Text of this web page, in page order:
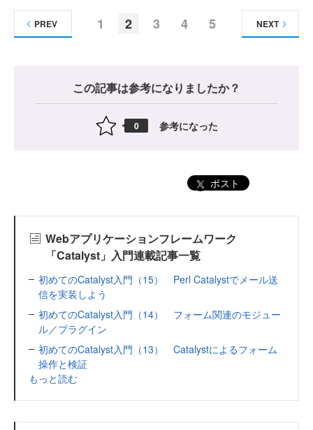
1 2 3 4 5
PREV NEXT
この記事は参考になりましたか？
0 参考になった
ポスト
Webアプリケーションフレームワーク
「Catalyst」入門連載記事一覧
初めてのCatalyst入門（15） Perl Catalystでメール送
信を実装しよう
初めてのCatalyst入門（14） フォーム関連のモジュー
ル／プラグイン
初めてのCatalyst入門（13） Catalystによるフォーム
操作と検証
もっと読む